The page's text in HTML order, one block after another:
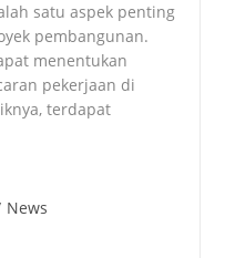
satu aspek penting
pembangunan.
menentukan
pekerjaan di
terdapat
News